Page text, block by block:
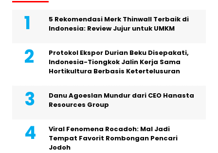
5 Rekomendasi Merk Thinwall Terbaik di
Indonesia: Review Jujur untuk UMKM
Protokol Ekspor Durian Beku Disepakati,
Indonesia-Tiongkok Jalin Kerja Sama
Hortikultura Berbasis Ketertelusuran
Danu Agoeslan Mundur dari CEO Hanasta
Resources Group
Viral Fenomena Rocadoh: Mal Jadi
Tempat Favorit Rombongan Pencari
Jodoh